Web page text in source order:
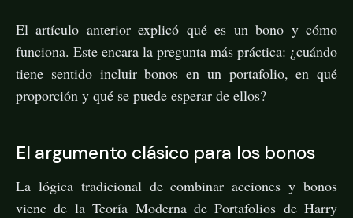
El artículo anterior explicó qué es un bono y cómo
funciona. Este encara la pregunta más práctica: ¿cuándo
tiene sentido incluir bonos en un portafolio, en qué
proporción y qué se puede esperar de ellos?
El argumento clásico para los bonos
La lógica tradicional de combinar acciones y bonos
viene de la Teoría Moderna de Portafolios de Harry